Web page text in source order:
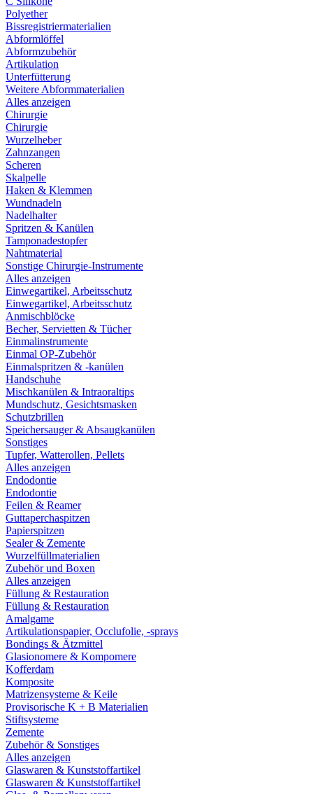
Polyether
Bissregistriermaterialien
Abformlöffel
Abformzubehör
Artikulation
Unterfütterung
Weitere Abformmaterialien
Alles anzeigen
Chirurgie
Chirurgie
Wurzelheber
Zahnzangen
Scheren
Skalpelle
Haken & Klemmen
Wundnadeln
Nadelhalter
Spritzen & Kanülen
Tamponadestopfer
Nahtmaterial
Sonstige Chirurgie-Instrumente
Alles anzeigen
Einwegartikel, Arbeitsschutz
Einwegartikel, Arbeitsschutz
Anmischblöcke
Becher, Servietten & Tücher
Einmalinstrumente
Einmal OP-Zubehör
Einmalspritzen & -kanülen
Handschuhe
Mischkanülen & Intraoraltips
Mundschutz, Gesichtsmasken
Schutzbrillen
Speichersauger & Absaugkanülen
Sonstiges
Tupfer, Watterollen, Pellets
Alles anzeigen
Endodontie
Endodontie
Feilen & Reamer
Guttaperchaspitzen
Papierspitzen
Sealer & Zemente
Wurzelfüllmaterialien
Zubehör und Boxen
Alles anzeigen
Füllung & Restauration
Füllung & Restauration
Amalgame
Artikulationspapier, Occlufolie, -sprays
Bondings & Ätzmittel
Glasionomere & Kompomere
Kofferdam
Komposite
Matrizensysteme & Keile
Provisorische K + B Materialien
Stiftsysteme
Zemente
Zubehör & Sonstiges
Alles anzeigen
Glaswaren & Kunststoffartikel
Glaswaren & Kunststoffartikel